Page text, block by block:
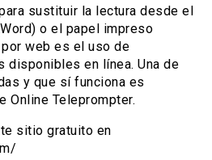
sustituir la lectura desde el
o el papel impreso
web es el uso de
disponibles en línea. Una de
y que sí funciona es
Online Teleprompter.
sitio gratuito en